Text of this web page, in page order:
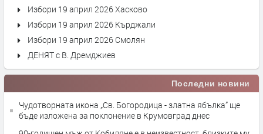
Избори 19 април 2026 Хасково
Избори 19 април 2026 Кърджали
Избори 19 април 2026 Смолян
ДЕНЯТ с В. Дремджиев
Последни новини
Чудотворната икона „Св. Богородица - златна ябълка” ще
бъде изложена за поклонение в Крумовград днес